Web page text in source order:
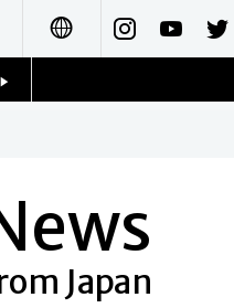
Français
Japan